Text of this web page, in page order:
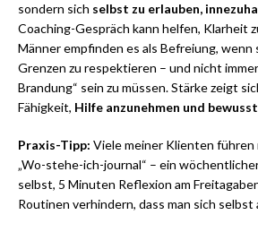
sondern sich selbst zu erlauben,
Coaching-Gespräch kann helfen, Klarheit
Männer empfinden es als Befreiung, wenn
Grenzen zu respektieren – und nicht
Brandung“ sein zu müssen. Stärke zeigt
Fähigkeit, Hilfe anzunehmen und
Praxis-Tipp: Viele meiner Klienten
„Wo-stehe-ich-journal“ – ein
selbst, 5 Minuten Reflexion am
Routinen verhindern, dass man sich selbst